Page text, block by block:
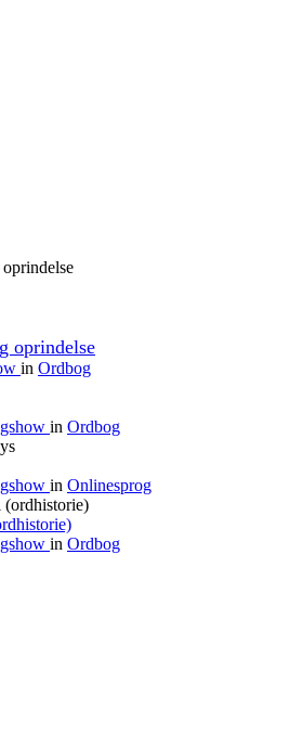
oprindelse
in Ordbog
in Ordbog
in Onlinesprog
in Ordbog